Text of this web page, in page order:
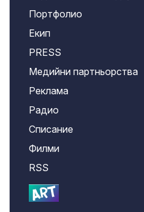
Портфолио
Екип
PRESS
Медийни партньорства
Реклама
Радио
Списание
Филми
RSS